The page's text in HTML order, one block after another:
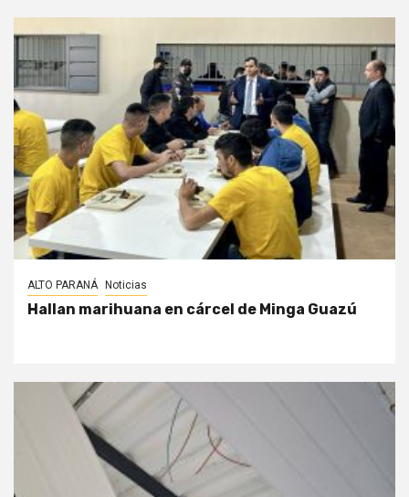
ALTO PARANÁ Noticias
Hallan marihuana en cárcel de Minga Guazú